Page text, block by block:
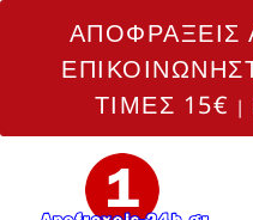
ΑΠΟΦΡΑΞΕΙΣ
ΤΙΜΕΣ 15€ |